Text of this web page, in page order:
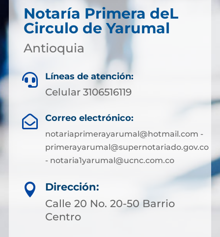
Notaría Primera deL
Circulo de Yarumal
Antioquia
 Líneas de atención:
Celular 3106516119
 Correo electrónico:
notariaprimerayarumal@hotmail.com -
primerayarumal@supernotariado.gov.co
- notaria1yarumal@ucnc.com.co

Dirección:
Calle 20 No. 20-50 Barrio
Centro